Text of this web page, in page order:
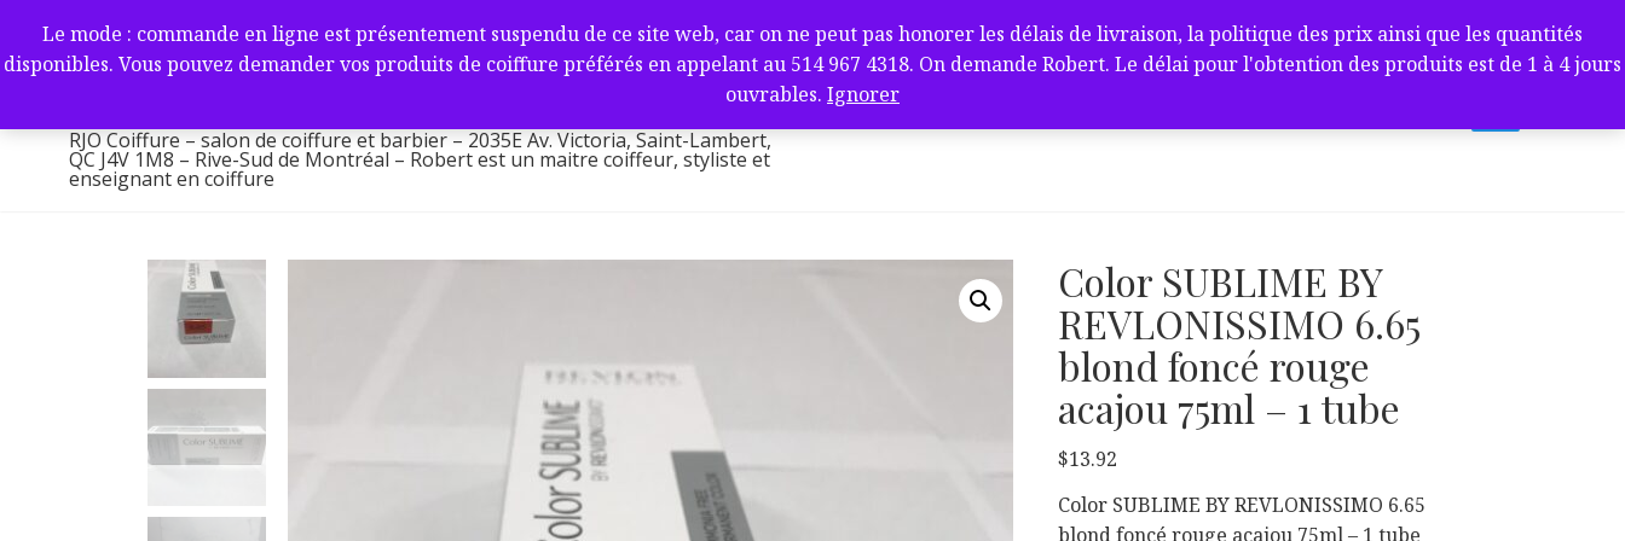
Le mode : commande en ligne est présentement suspendu de ce site web, car on ne peut pas honorer les délais de livraison, la politique des prix ainsi que les quantités
disponibles. Vous pouvez demander vos produits de coiffure préférés en appelant au 514 967 4318. On demande Robert. Le délai pour l'obtention des produits est de 1 à 4 jours
ouvrables. Ignorer
contenu
RJO Coiffure – salon de coiffure et barbier
-2035E Av. Victoria, Saint-Lambert, QC J4V
RJO Coiffure – salon de coiffure et barbier – 2035E Av. Victoria, Saint-Lambert,
QC J4V 1M8 – Rive-Sud de Montréal – Robert est un maitre coiffeur, styliste et
enseignant en coiffure
Color SUBLIME BY
REVLONISSIMO 6.65
blond foncé rouge
acajou 75ml – 1 tube
$13.92
Color SUBLIME BY REVLONISSIMO 6.65
blond foncé rouge acajou 75ml – 1 tube